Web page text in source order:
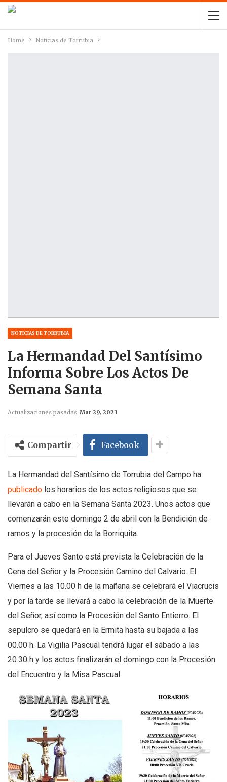
Home Noticias de Torrubia
NOTICIAS DE TORRUBIA
La Hermandad Del Santísimo
Informa Sobre Los Actos De
Semana Santa
Actualizaciones pasadas Mar 29, 2023
Compartir Facebook
La Hermandad del Santísimo de Torrubia del Campo ha
publicado los horarios de los actos religiosos que se
llevarán a cabo en la Semana Santa 2023. Unos actos que
comenzarán este domingo 2 de abril con la Bendición de
ramos y la procesión de la Borriquita.
Para el Jueves Santo está prevista la Celebración de la
Cena del Señor y la Procesión Camino del Calvario. El
Viernes a las 10.00 h de la mañana se celebrará el Viacrucis
y por la tarde se llevará a cabo la celebración de la Muerte
del Señor, así como la Procesión del Santo Entierro. El
sepulcro se quedará en la Ermita hasta su bajada a las
00.00 h. La Vigilia Pascual tendrá lugar el sábado a las
20.30 h y los actos finalizarán el domingo con la Procesión
del Encuentro y la Misa Pascual.